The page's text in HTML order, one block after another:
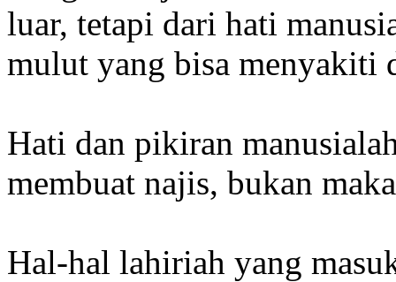
luar, tetapi dari hati
mulut yang bisa menyakiti
Hati dan pikiran
membuat najis, bukan
Hal-hal lahiriah yang